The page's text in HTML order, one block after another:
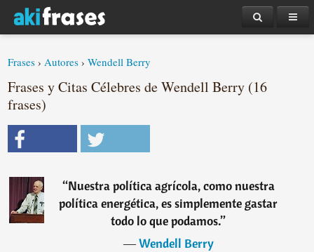
Frases ›Autores ›Wendell Berry
Frases y Citas Célebres de Wendell Berry (16
frases)
“Nuestra política agrícola, como nuestra
política energética, es simplemente gastar
todo lo que podamos.”
―Wendell Berry